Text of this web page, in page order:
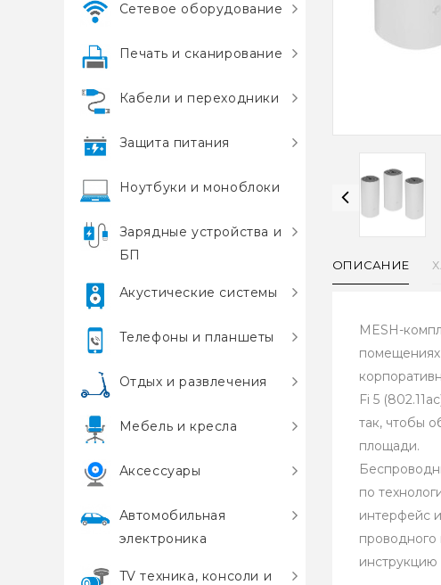
Сетевое оборудование
Печать и сканирование
Кабели и переходники
Защита питания
Ноутбуки и моноблоки
Зарядные устройства и
БП
Акустические системы
Телефоны и планшеты
Отдых и развлечения
Мебель и кресла
Аксессуары
Автомобильная
электроника
TV техника, консоли и
ОПИСАНИЕ
MESH-
Fi 5
так, чтобы
площади.
по
интерфейс
проводного
инструкцию